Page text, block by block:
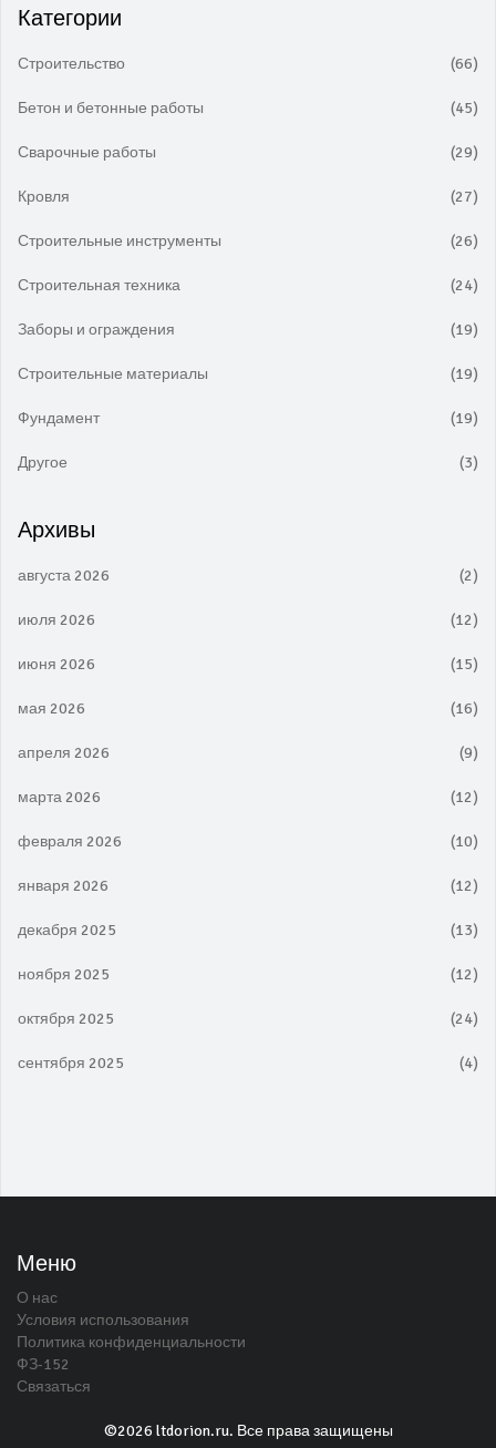
Категории
Строительство (66)
Бетон и бетонные работы (45)
Сварочные работы (29)
Кровля (27)
Строительные инструменты (26)
Строительная техника (24)
Заборы и ограждения (19)
Строительные материалы (19)
Фундамент (19)
Другое (3)
Архивы
августа 2026 (2)
июля 2026 (12)
июня 2026 (15)
мая 2026 (16)
апреля 2026 (9)
марта 2026 (12)
февраля 2026 (10)
января 2026 (12)
декабря 2025 (13)
ноября 2025 (12)
октября 2025 (24)
сентября 2025 (4)
Меню
О нас
Условия использования
Политика конфиденциальности
ФЗ-152
Связаться
©2026 ltdorion.ru. Все права защищены